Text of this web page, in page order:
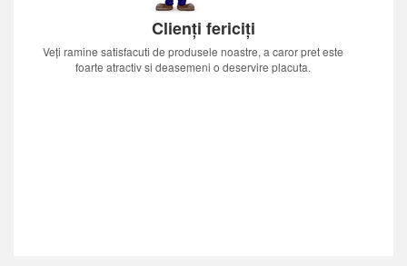
Clienți fericiți
Veți ramine satisfacuti de produsele noastre, a caror pret este
foarte atractiv si deasemeni o deservire placuta.